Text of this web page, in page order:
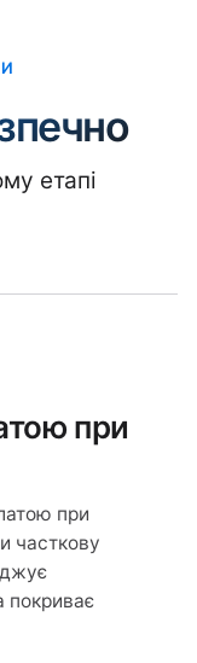
етапі
при
при
часткову
покриває